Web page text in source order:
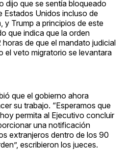
dijo que se sentía bloqueado
Estados Unidos incluso de
y Trump a principios de este
que indica que la orden
de que el mandato judicial
el veto migratorio se levantara
que el gobierno ahora
su trabajo. “Esperamos que
permita al Ejecutivo concluir
una notificación
extranjeros dentro de los 90
escribieron los jueces.